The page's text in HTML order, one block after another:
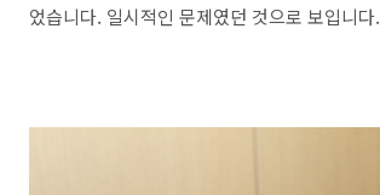
었습니다. 일시적인 문제였던 것으로 보입니다.